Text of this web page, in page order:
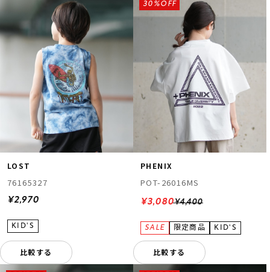
LOST
76165327
¥2,970
比較する
PHENIX
POT-26016MS
¥4,400
30%OFF
¥3,080
比較する